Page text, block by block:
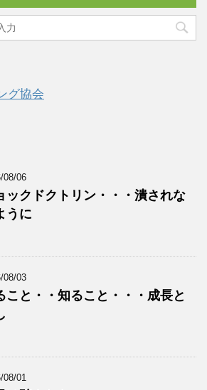
グ協会
08/06
ックドクトリン・・・潰されな
うに
08/03
こと・・知ること・・・成長と
08/01